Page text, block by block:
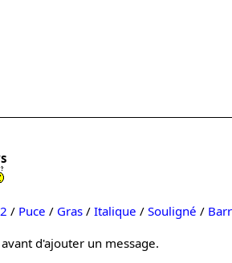
/ Puce / Gras / Italique / Souligné /
avant d'ajouter un message.